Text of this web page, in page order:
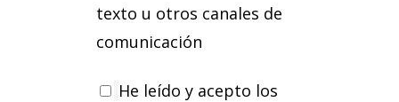
texto u otros canales de
comunicación
He leído y acepto los